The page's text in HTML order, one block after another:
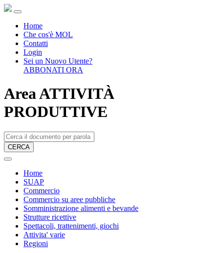
Home
Che cos'è MOL
Contatti
Login
Sei un Nuovo Utente?
ABBONATI ORA
Area ATTIVITÀ
PRODUTTIVE
CERCA
Home
SUAP
Commercio
Commercio su aree pubbliche
Somministrazione alimenti e bevande
Strutture ricettive
Spettacoli, trattenimenti, giochi
Attivita' varie
Regioni